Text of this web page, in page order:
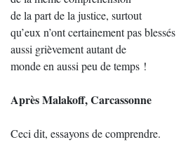
de la part de la justice, surtout
qu’eux n’ont certainement pas blessés
aussi grièvement autant de
monde en aussi peu de temps !
Après Malakoff, Carcassonne
Ceci dit, essayons de comprendre.